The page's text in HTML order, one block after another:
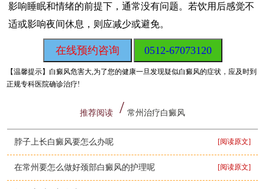
影响睡眠和情绪的前提下，通常没有问题。若饮用后感觉不
适或影响夜间休息，则应减少或避免。
在线预约咨询 0512-67073120
【温馨提示】白癜风危害大,为了您的健康一旦发现疑似白癜风的症状，应及时到
正规专科医院确诊治疗!
推荐阅读 常州治疗白癜风
脖子上长白癜风要怎么办呢 [阅读原文]
在常州要怎么做好颈部白癜风的护理呢 [阅读原文]